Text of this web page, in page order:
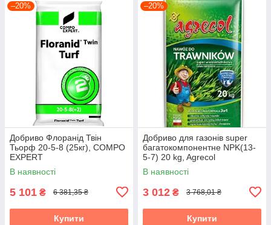
–20%
Добриво Флоранід Твін
Тьорф 20-5-8 (25кг), COMPO
EXPERT
В наявності
5 101 ₴ 6 381,35 ₴
Купити
–20%
Добриво для газонів super
багатокомпонентне NPK(13-
5-7) 20 kg, Agrecol
В наявності
3 012 ₴ 3 768,01 ₴
Купити